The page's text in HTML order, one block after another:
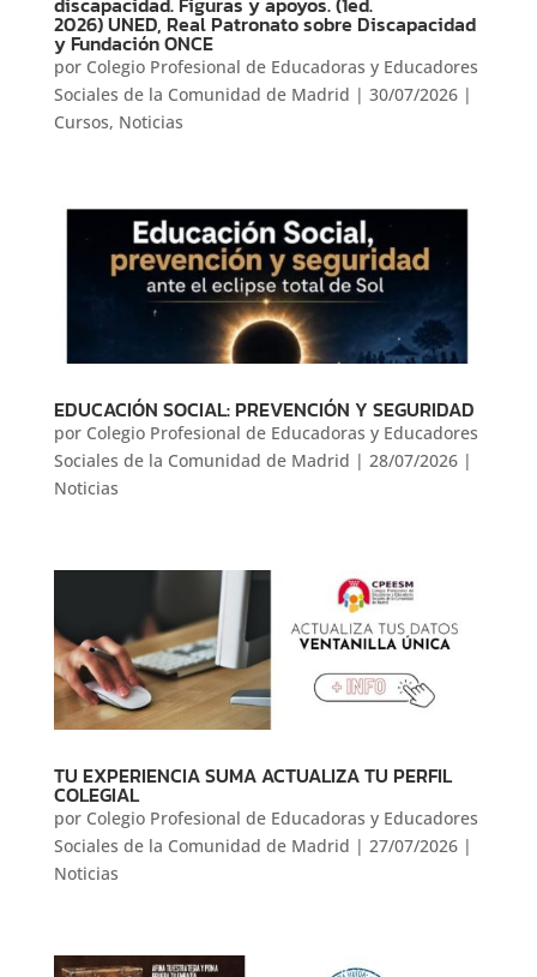
2026) UNED, Real Patronato sobre Discapacidad
y Fundación ONCE
por Colegio Profesional de Educadoras y Educadores
Sociales de la Comunidad de Madrid | 30/07/2026|
Cursos, Noticias
EDUCACIÓN SOCIAL: PREVENCIÓN Y SEGURIDAD
por Colegio Profesional de Educadoras y Educadores
Sociales de la Comunidad de Madrid | 28/07/2026|
Noticias
TU EXPERIENCIA SUMA ACTUALIZA TU PERFIL
COLEGIAL
por Colegio Profesional de Educadoras y Educadores
Sociales de la Comunidad de Madrid | 27/07/2026|
Noticias